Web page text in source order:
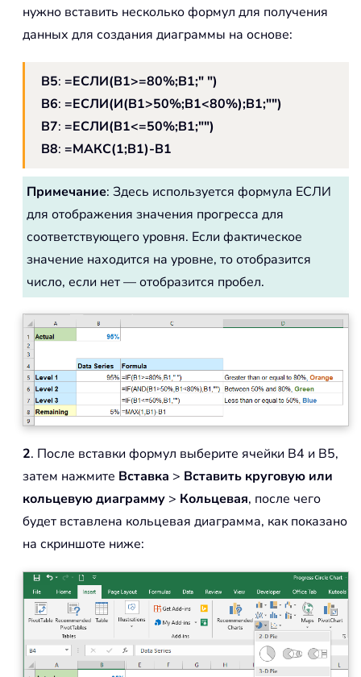
нужно вставить несколько формул для получения
данных для создания диаграммы на основе:
B5: =ЕСЛИ(B1>=80%;B1;" ")
B6: =ЕСЛИ(И(B1>50%;B1<80%);B1;"")
B7: =ЕСЛИ(B1<=50%;B1;"")
B8: =МАКС(1;B1)-B1
Примечание: Здесь используется формула ЕСЛИ
для отображения значения прогресса для
соответствующего уровня. Если фактическое
значение находится на уровне, то отобразится
число, если нет — отобразится пробел.
2. После вставки формул выберите ячейки B4 и B5,
затем нажмите Вставка > Вставить круговую или
кольцевую диаграмму > Кольцевая, после чего
будет вставлена кольцевая диаграмма, как показано
на скриншоте ниже: